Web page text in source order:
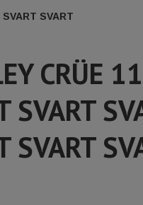
SVART
CRÜE
SVART
SVART